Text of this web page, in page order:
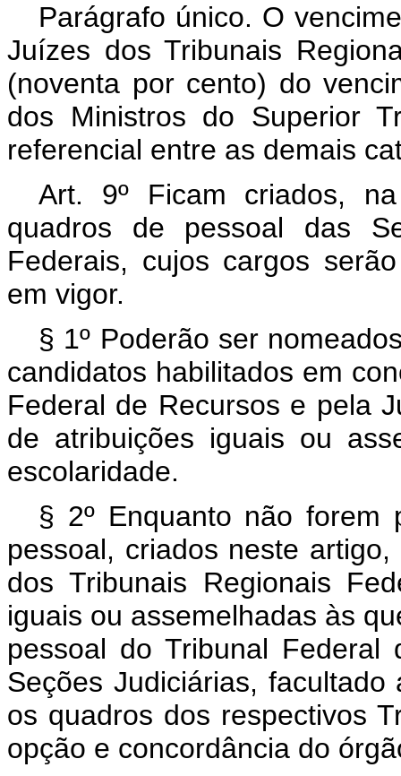
Parágrafo único. O
Juízes dos Tribunais
(noventa por cento) do
dos Ministros do Superior
referencial entre as demais
Art. 9º Ficam criados,
quadros de pessoal das
Federais, cujos cargos
em vigor.
§ 1º Poderão ser
candidatos habilitados em
Federal de Recursos e pela
de atribuições iguais ou
escolaridade.
§ 2º Enquanto não forem
pessoal, criados neste
dos Tribunais Regionais
iguais ou assemelhadas às
pessoal do Tribunal
Seções Judiciárias,
os quadros dos respectivos
opção e concordância do